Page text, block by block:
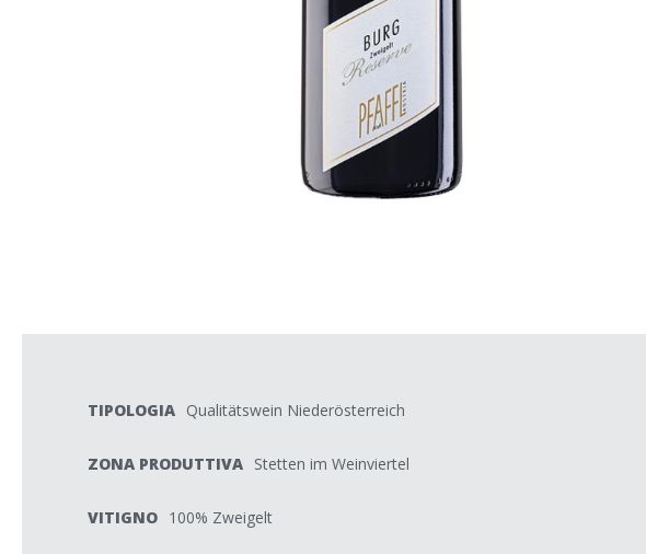
TIPOLOGIA Qualitätswein Niederösterreich
ZONA PRODUTTIVA Stetten im Weinviertel
VITIGNO 100% Zweigelt